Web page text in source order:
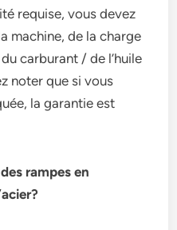
requise, vous devez
machine, de la charge
carburant / de l’huile
noter que si vous
la garantie est
rampes en